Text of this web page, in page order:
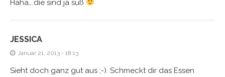
Haha….die sind ja süß
JESSICA
Januar 21, 2013 - 18:13
Sieht doch ganz gut aus ;-). Schmeckt dir das Essen